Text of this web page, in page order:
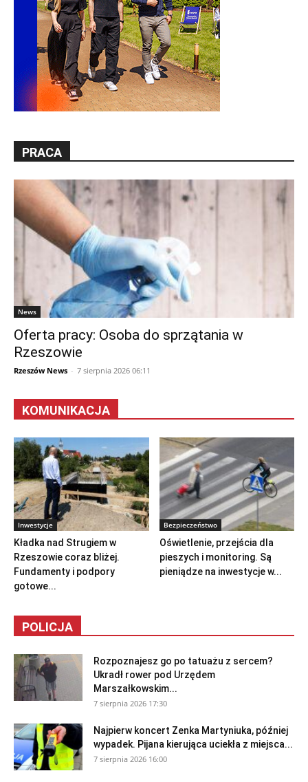
PRACA
News
Oferta pracy: Osoba do sprzątania w
Rzeszowie
Rzeszów News - 7 sierpnia 2026 06:11
KOMUNIKACJA
Inwestycje
Kładka nad Strugiem w
Rzeszowie coraz bliżej.
Fundamenty i podpory
gotowe...
Bezpieczeństwo
Oświetlenie, przejścia dla
pieszych i monitoring. Są
pieniądze na inwestycje w...
POLICJA
Rozpoznajesz go po tatuażu z sercem?
Ukradł rower pod Urzędem
Marszałkowskim...
7 sierpnia 2026 17:30
Najpierw koncert Zenka Martyniuka, później
wypadek. Pijana kierująca uciekła z miejsca...
7 sierpnia 2026 16:00